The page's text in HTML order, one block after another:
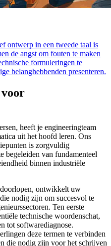
ontwerp in een tweede taal is
de angst om fouten te maken
formuleringen te
belanghebbenden presenteren.
heeft je engineeringteam
uit het hoofd leren. Ons
is zorgvuldig
begeleiden van fundamenteel
binnen industriële
ontwikkelt uw
nodig zijn om succesvol te
Ten eerste
technische woordenschat,
tot softwarediagnose.
deze termen te verbinden
die nodig zijn voor het schrijven